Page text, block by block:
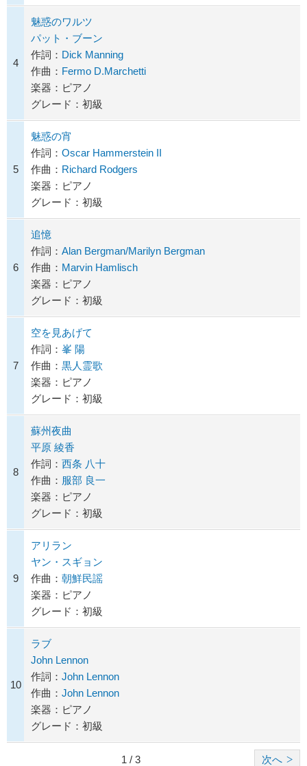
4
魅惑のワルツ
パット・ブーン
作詞： Dick Manning
作曲： Fermo D.Marchetti
楽器：ピアノ
グレード：初級
5
魅惑の宵
作詞： Oscar Hammerstein II
作曲： Richard Rodgers
楽器：ピアノ
グレード：初級
6
追憶
作詞： Alan Bergman/Marilyn Bergman
作曲： Marvin Hamlisch
楽器：ピアノ
グレード：初級
7
空を見あげて
作詞： 峯 陽
作曲： 黒人霊歌
楽器：ピアノ
グレード：初級
8
蘇州夜曲
平原 綾香
作詞： 西条 八十
作曲： 服部 良一
楽器：ピアノ
グレード：初級
9
アリラン
ヤン・スギョン
作曲： 朝鮮民謡
楽器：ピアノ
グレード：初級
10
ラブ
John Lennon
作詞： John Lennon
作曲： John Lennon
楽器：ピアノ
グレード：初級
次へ
1 / 3